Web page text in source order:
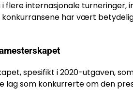
internasjonale turneringer,
konkurransene har vært
spesifikt i 2020-utgaven,
lag som konkurrerte om den